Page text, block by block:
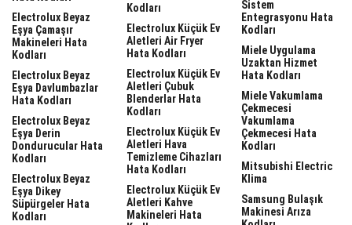
Electrolux Beyaz
Eşya Çamaşır
Makineleri Hata
Kodları
Electrolux Beyaz
Eşya Davlumbazlar
Hata Kodları
Electrolux Beyaz
Eşya Derin
Dondurucular Hata
Kodları
Electrolux Beyaz
Eşya Dikey
Süpürgeler Hata
Kodları
Kodları
Electrolux Küçük Ev
Aletleri Air Fryer
Hata Kodları
Electrolux Küçük Ev
Aletleri Çubuk
Blenderlar Hata
Kodları
Electrolux Küçük Ev
Aletleri Hava
Temizleme Cihazları
Hata Kodları
Electrolux Küçük Ev
Aletleri Kahve
Makineleri Hata
Sistem
Entegrasyonu Hata
Kodları
Miele Uygulama
Uzaktan Hizmet
Hata Kodları
Miele Vakumlama
Çekmecesi
Vakumlama
Çekmecesi Hata
Kodları
Mitsubishi Electric
Klima
Samsung Bulaşık
Makinesi Arıza